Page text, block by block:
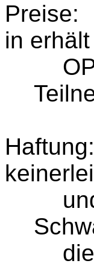
Preise:
in
Haftung: